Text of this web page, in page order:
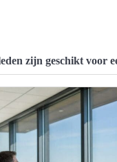
zijn geschikt voor